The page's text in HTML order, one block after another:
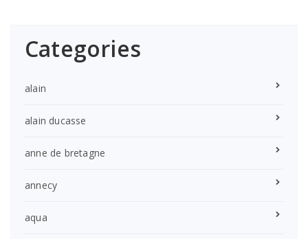
Categories
alain
alain ducasse
anne de bretagne
annecy
aqua